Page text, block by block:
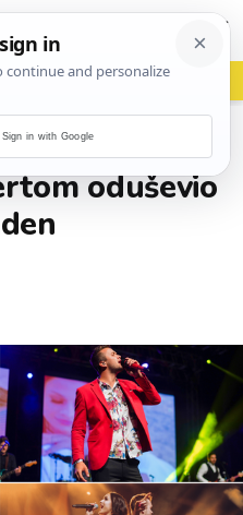
vrh! woot?!
oduševio
Sign in with Google